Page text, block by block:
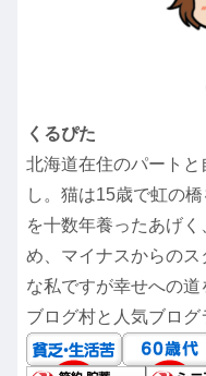
くるぴた
北海道在住のパート
し。猫は15歳で虹の
を十数年養ったあげ
め、マイナスからの
な私ですが幸せへの道
ブログ村と人気ブログ